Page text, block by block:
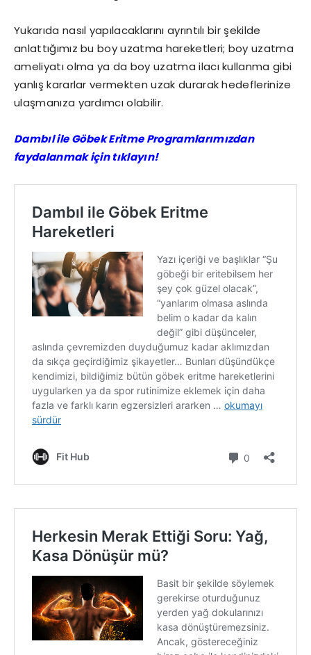
Yukarıda nasıl yapılacaklarını ayrıntılı bir şekilde
anlattığımız bu boy uzatma hareketleri; boy uzatma
ameliyatı olma ya da boy uzatma ilacı kullanma gibi
yanlış kararlar vermekten uzak durarak hedeflerinize
ulaşmanıza yardımcı olabilir.
Dambıl ile Göbek Eritme Programlarımızdan
faydalanmak için tıklayın!